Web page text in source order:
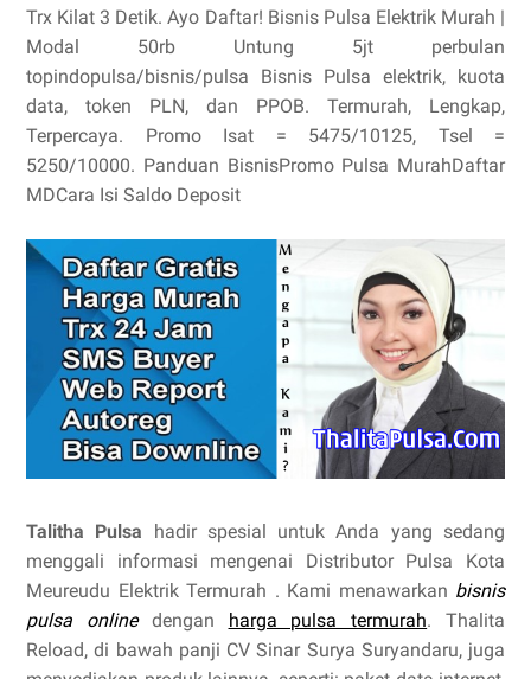
Trx Kilat 3 Detik. Ayo Daftar! Bisnis Pulsa Elektrik Murah |
Modal 50rb Untung 5jt perbulan‎
topindopulsa/bisnis/pulsa‎ Bisnis Pulsa elektrik, kuota
data, token PLN, dan PPOB. Termurah, Lengkap,
Terpercaya. Promo Isat = 5475/10125, Tsel =
5250/10000. Panduan BisnisPromo Pulsa MurahDaftar
MDCara Isi Saldo Deposit
Talitha Pulsa hadir spesial untuk Anda yang sedang
menggali informasi mengenai Distributor Pulsa Kota
Meureudu Elektrik Termurah . Kami menawarkan bisnis
pulsa onlinedengan harga pulsa termurah. Thalita
Reload, di bawah panji CV Sinar Surya Suryandaru, juga